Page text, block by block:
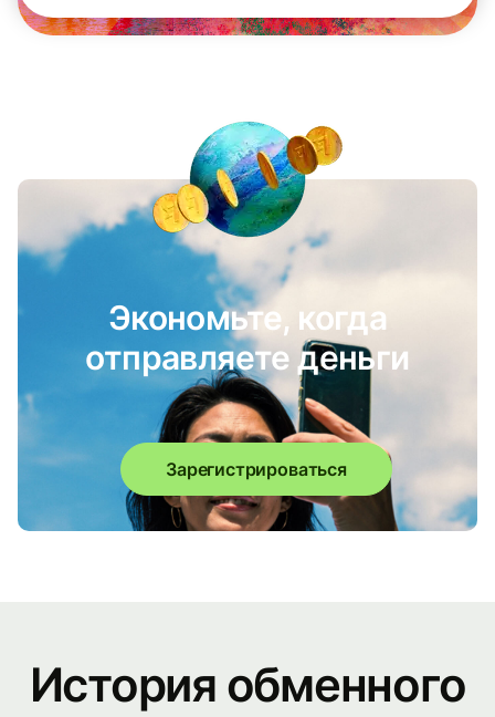
Экономьте, когда
отправляете деньги
Зарегистрироваться
История обменного